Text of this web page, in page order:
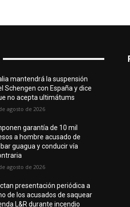
mantendrá la suspensión
Schengen con España y dice
no acepta ultimátums
agosto de 2026
garantía de 10 mil
a hombre acusado de
guagua y conducir vía
agosto de 2026
presentación periódica a
de los acusados de saquear
L&R durante incendio